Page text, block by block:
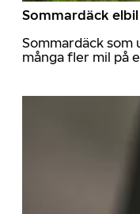
Sommardäck
Sommardäck
många fler mil på